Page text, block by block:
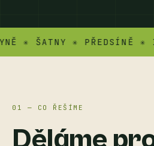
✳ ŠATNY ✳ PŘEDSÍNĚ ✳
01 — CO ŘEŠÍME
Děláme